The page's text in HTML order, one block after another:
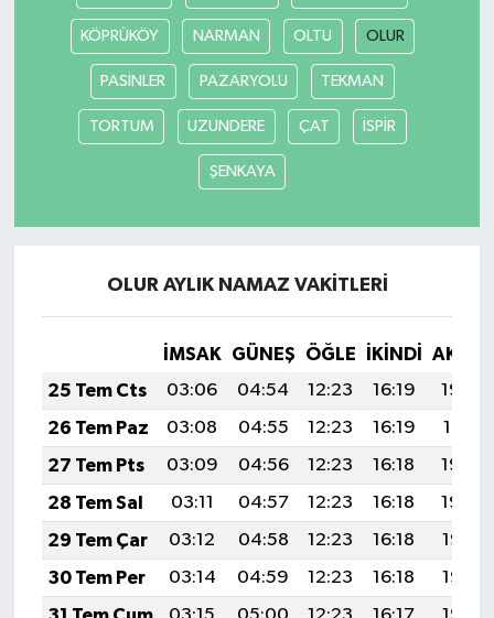
KÖPRÜKÖY NARMAN OLTU OLUR
PASİNLER PAZARYOLU TEKMAN
TORTUM UZUNDERE ÇAT İSPİR
ŞENKAYA
OLUR AYLIK NAMAZ VAKITLERI
İMSAK GÜNEŞ ÖĞLE İKINDI
25 Tem Cts
03:06 04:54 12:23 16:19
19:42
26 Tem Paz
03:08 04:55 12:23 16:19
19:41
27 Tem Pts
03:09 04:56 12:23 16:18
19:40
28 Tem Sal
03:11 04:57 12:23 16:18
19:39
29 Tem Çar
03:12 04:58 12:23 16:18
19:38
30 Tem Per
03:14 04:59 12:23 16:18
19:37